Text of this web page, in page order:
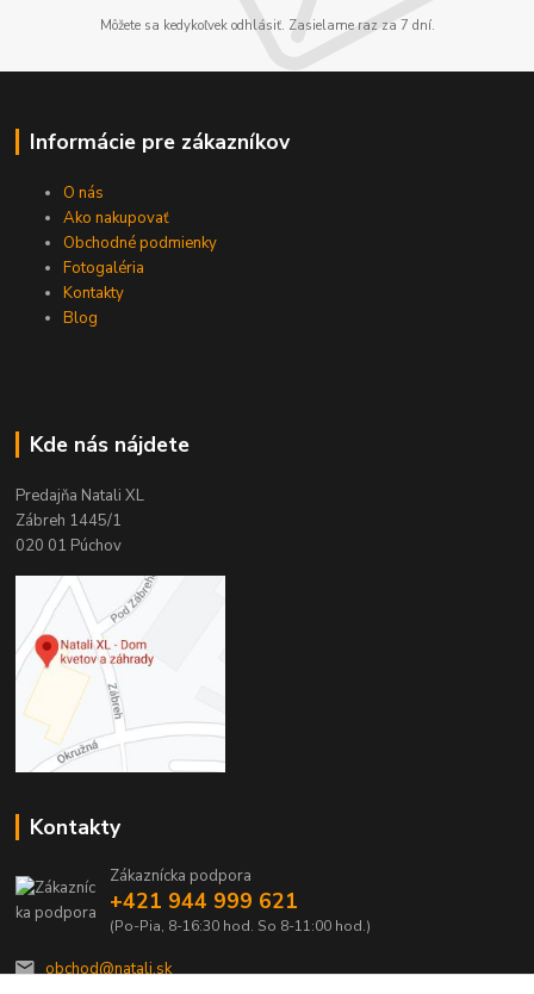
Môžete sa kedykoľvek odhlásiť. Zasielame raz za 7 dní.
Informácie pre zákazníkov
O nás
Ako nakupovať
Obchodné podmienky
Fotogaléria
Kontakty
Blog
Kde nás nájdete
Predajňa Natali XL
Zábreh 1445/1
020 01 Púchov
Kontakty
Zákaznícka podpora
+421 944 999 621
(Po-Pia, 8-16:30 hod. So 8-11:00 hod.)
obchod@natali.sk